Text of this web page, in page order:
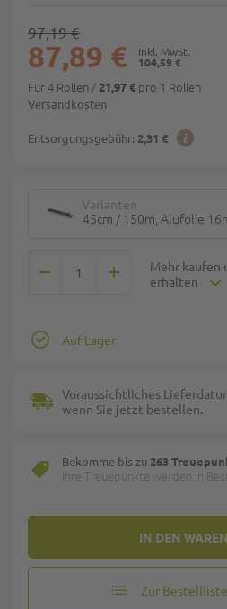
Versandkosten
Entsorgungsgebühr: 2,31 €
104,59 €
87,89 €
97,19 €
Für 4 Rollen / 21,97 € pro 1 Rollen
Varianten
45cm / 150m, Alufolie
Mehr kaufen
erhalten
IN DEN
Auf Lager
Voraussichtliches
wenn Sie jetzt bestellen.
Bekomme bis zu 263
Ihre Treuepunkte werden in
Zur